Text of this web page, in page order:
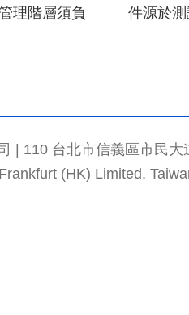
理階層須負
件源於
| 110 台北市信義區市民
(HK) Limited,